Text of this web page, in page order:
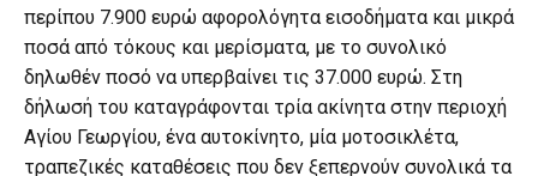
περίπου 7.900 ευρώ αφορολόγητα εισοδήματα και μικρά
ποσά από τόκους και μερίσματα, με το συνολικό
δηλωθέν ποσό να υπερβαίνει τις 37.000 ευρώ. Στη
δήλωσή του καταγράφονται τρία ακίνητα στην περιοχή
Αγίου Γεωργίου, ένα αυτοκίνητο, μία μοτοσικλέτα,
τραπεζικές καταθέσεις που δεν ξεπερνούν συνολικά τα